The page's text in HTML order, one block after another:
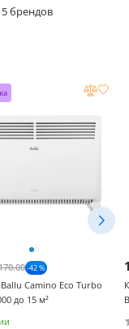
брендов
-42 %
Camino Eco Turbo
до 15 м²